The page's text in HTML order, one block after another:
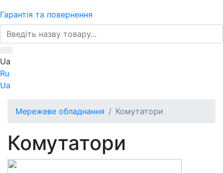
Гарантія та повернення
Ua
Ru
Ua
Мережеве обладнання Комутатори
Комутатори